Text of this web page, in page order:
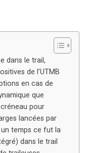
dans le trail,
de l’UTMB
en cas de
que
pour
lancées par
temps ce fut la
dans le trail